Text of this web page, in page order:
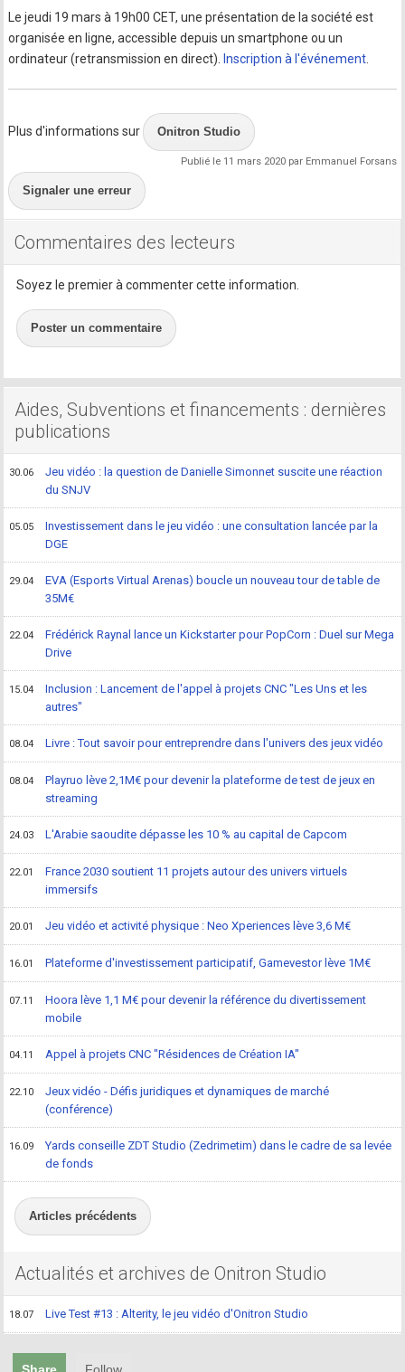
Le jeudi 19 mars à 19h00 CET, une présentation de la société est
organisée en ligne, accessible depuis un smartphone ou un
ordinateur (retransmission en direct). Inscription à l'événement.
Plus d'informations sur Onitron Studio
Publié le 11 mars 2020 par Emmanuel Forsans
Signaler une erreur
Commentaires des lecteurs
Soyez le premier à commenter cette information.
Poster un commentaire
Aides, Subventions et financements : dernières
publications
30.06
Jeu vidéo : la question de Danielle Simonnet suscite une réaction
du SNJV
05.05
Investissement dans le jeu vidéo : une consultation lancée par la
DGE
29.04
EVA (Esports Virtual Arenas) boucle un nouveau tour de table de
35M€
22.04
Frédérick Raynal lance un Kickstarter pour PopCorn : Duel sur Mega
Drive
15.04
Inclusion : Lancement de l'appel à projets CNC "Les Uns et les
autres"
08.04 Livre : Tout savoir pour entreprendre dans l'univers des jeux vidéo
08.04
Playruo lève 2,1M€ pour devenir la plateforme de test de jeux en
streaming
24.03 L'Arabie saoudite dépasse les 10 % au capital de Capcom
22.01
France 2030 soutient 11 projets autour des univers virtuels
immersifs
20.01 Jeu vidéo et activité physique : Neo Xperiences lève 3,6 M€
16.01 Plateforme d'investissement participatif, Gamevestor lève 1M€
07.11
Hoora lève 1,1 M€ pour devenir la référence du divertissement
mobile
04.11 Appel à projets CNC "Résidences de Création IA"
22.10
Jeux vidéo - Défis juridiques et dynamiques de marché
(conférence)
16.09
Yards conseille ZDT Studio (Zedrimetim) dans le cadre de sa levée
de fonds
Articles précédents
Actualités et archives de Onitron Studio
18.07 Live Test #13 : Alterity, le jeu vidéo d'Onitron Studio